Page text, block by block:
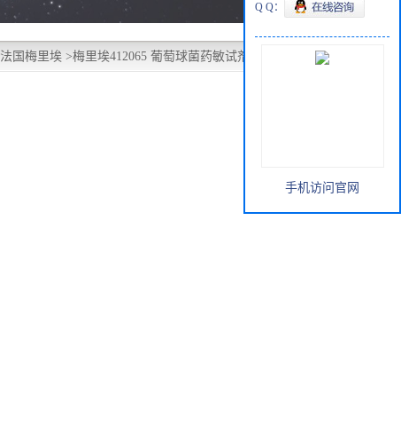
法国梅里埃 >梅里埃412065 葡萄球菌药敏试剂盒STAPHCLSI
Q Q：
手机访问官网